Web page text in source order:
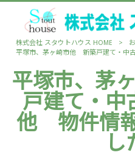
株式会社 スタウトハウス HOME
>
平塚市、茅ヶ崎市他 新築戸建て・中
平塚市、茅
戸建て・中
他 物件情
し